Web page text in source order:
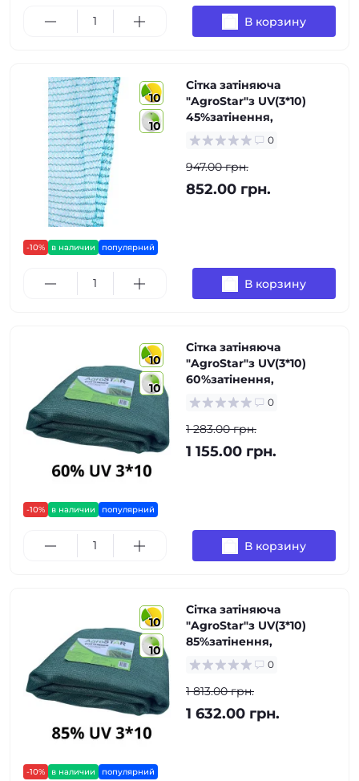
В корзину
10
10
-10% в наличии популярний
Сітка затіняюча
"AgroStar"з UV(3*10)
45%затінення,
0
947.00 грн.
852.00 грн.
В корзину
10
10
-10% в наличии популярний
Сітка затіняюча
"AgroStar"з UV(3*10)
60%затінення,
0
1 283.00 грн.
1 155.00 грн.
В корзину
10
10
-10% в наличии популярний
Сітка затіняюча
"AgroStar"з UV(3*10)
85%затінення,
0
1 813.00 грн.
1 632.00 грн.